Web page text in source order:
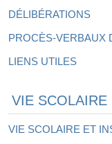
DÉLIBÉRATIONS
PROCÈS-VERBAUX
LIENS UTILES
VIE SCOLAIRE
VIE SCOLAIRE ET